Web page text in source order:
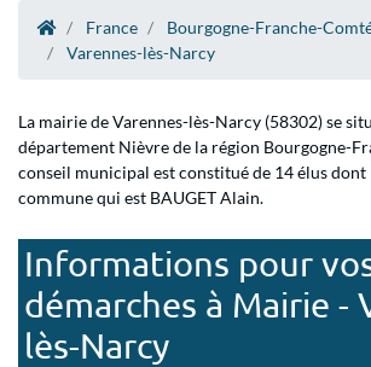
France Bourgogne-Franche-
Varennes-lès-Narcy
La mairie de Varennes-lès-Narcy (58302) se
département Nièvre de la région Bourgogne-
conseil municipal est constitué de 14 élus dont
commune qui est BAUGET Alain.
Informations pour
démarches à Mairie -
lès-Narcy